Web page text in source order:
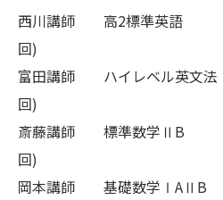
西川講師 高2標準英語 1
回)
富田講師 ハイレベル英文
回)
斎藤講師 標準数学ⅡB 1
回)
岡本講師 基礎数学ⅠAⅡB